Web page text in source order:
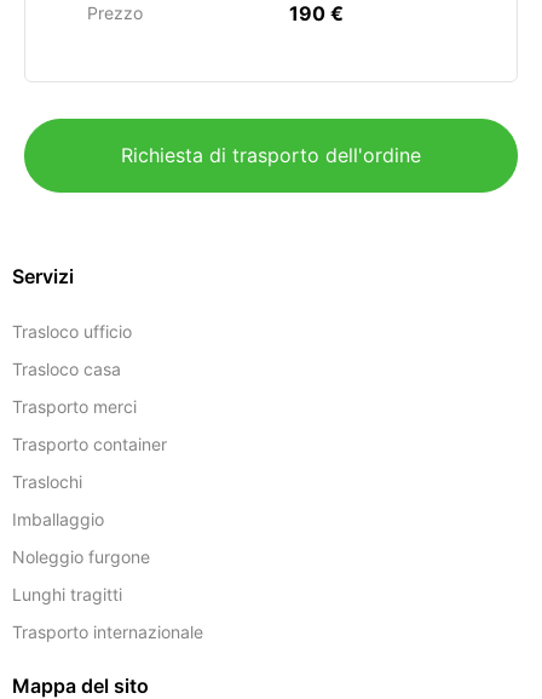
Prezzo 190 €
Richiesta di trasporto dell'ordine
Servizi
Trasloco ufficio
Trasloco casa
Trasporto merci
Trasporto container
Traslochi
Imballaggio
Noleggio furgone
Lunghi tragitti
Trasporto internazionale
Mappa del sito